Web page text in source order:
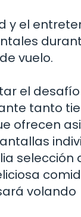
y el
vuelo.
el
tanto
ofrecen
selección
volando